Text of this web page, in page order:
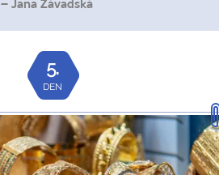
– Jana Závadská
5.
DEN